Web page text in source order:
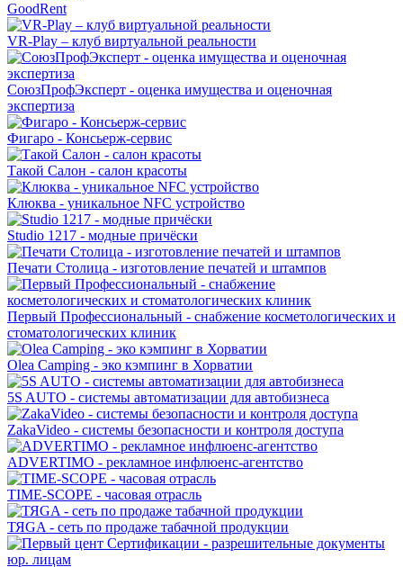
GoodRent
VR-Play – клуб виртуальной реальности
СоюзПрофЭксперт - оценка имущества и оценочная
экспертиза
Фигаро - Консьерж-сервис
Такой Салон - салон красоты
Клюква - уникальное NFC устройство
Studio 1217 - модные причёски
Печати Столица - изготовление печатей и штампов
Первый Профессиональный - снабжение косметологических и
стоматологических клиник
Olea Camping - эко кэмпинг в Хорватии
5S AUTO - системы автоматизации для автобизнеса
ZakaVideo - системы безопасности и контроля доступа
ADVERTIMO - рекламное инфлюенс-агентство
TIME-SCOPE - часовая отрасль
ТЯGA - сеть по продаже табачной продукции